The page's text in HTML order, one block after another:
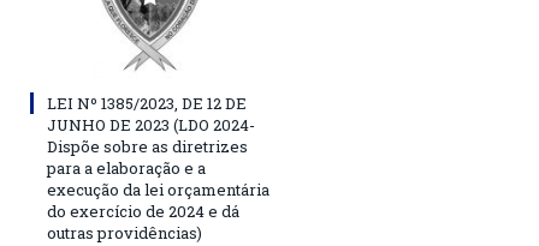
LEI Nº 1385/2023, DE 12 DE
JUNHO DE 2023 (LDO 2024-
Dispõe sobre as diretrizes
para a elaboração e a
execução da lei orçamentária
do exercício de 2024 e dá
outras providências)